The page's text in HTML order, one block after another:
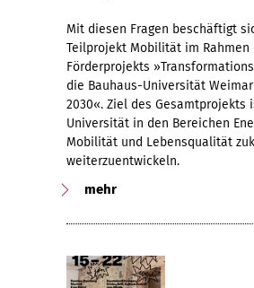
Mit diesen Fragen beschäftigt
Teilprojekt Mobilität im Rahmen
Förderprojekts
die Bauhaus-Universität Weimar
2030«. Ziel des Gesamtprojekts
Universität in den Bereichen
Mobilität und Lebensqualität
weiterzuentwickeln.
mehr